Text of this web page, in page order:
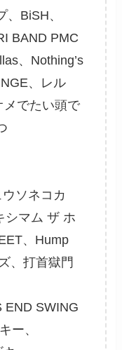
BiSH、
BAND PMC
、Nothing’s
、レル
メでたい頭で
ソネコカ
シマム ザ ホ
、Hump
、打首獄門
END SWING
ー、